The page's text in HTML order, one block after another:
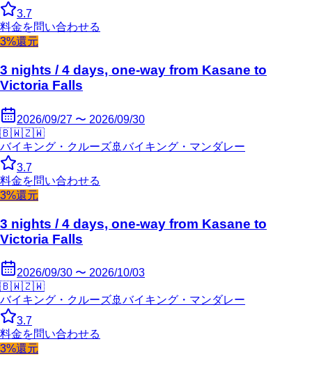
3.7
料金を問い合わせる
3%還元
3 nights / 4 days, one-way from Kasane to
Victoria Falls
2026/09/27 〜 2026/09/30
🇧🇼🇿🇼
バイキング・クルーズ🚢 バイキング・マンダレー
3.7
料金を問い合わせる
3%還元
3 nights / 4 days, one-way from Kasane to
Victoria Falls
2026/09/30 〜 2026/10/03
🇧🇼🇿🇼
バイキング・クルーズ🚢 バイキング・マンダレー
3.7
料金を問い合わせる
3%還元